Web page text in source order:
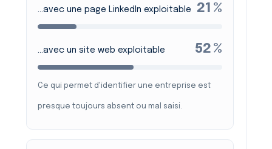
…avec une page LinkedIn exploitable 21 %
…avec un site web exploitable 52 %
Ce qui permet d'identifier une entreprise est
presque toujours absent ou mal saisi.